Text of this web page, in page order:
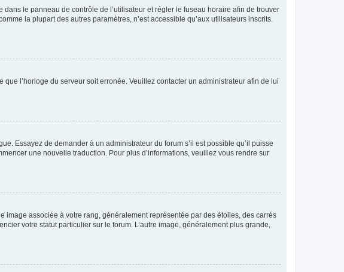
le panneau de contrôle de l’utilisateur et régler le fuseau horaire afin de trouver
la plupart des autres paramètres, n’est accessible qu’aux utilisateurs inscrits.
l’horloge du serveur soit erronée. Veuillez contacter un administrateur afin de lui
Essayez de demander à un administrateur du forum s’il est possible qu’il puisse
une nouvelle traduction. Pour plus d’informations, veuillez vous rendre sur
image associée à votre rang, généralement représentée par des étoiles, des carrés
votre statut particulier sur le forum. L’autre image, généralement plus grande,